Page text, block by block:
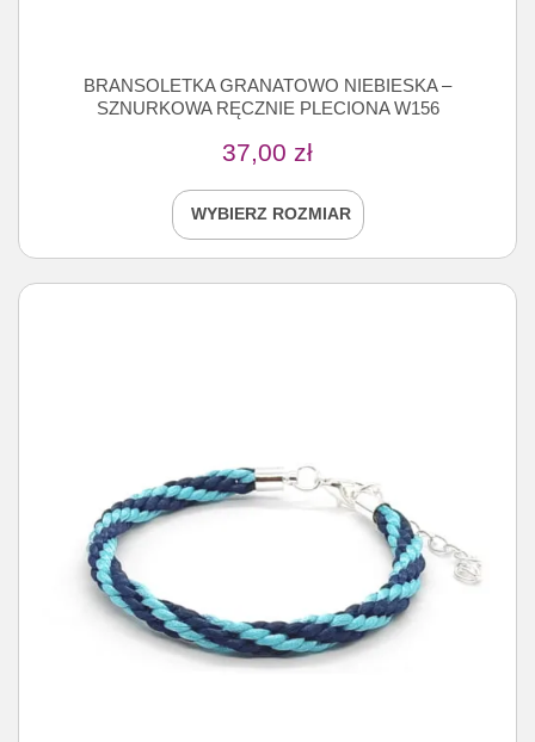
BRANSOLETKA GRANATOWO NIEBIESKA –
SZNURKOWA RĘCZNIE PLECIONA W156
37,00 zł
WYBIERZ ROZMIAR